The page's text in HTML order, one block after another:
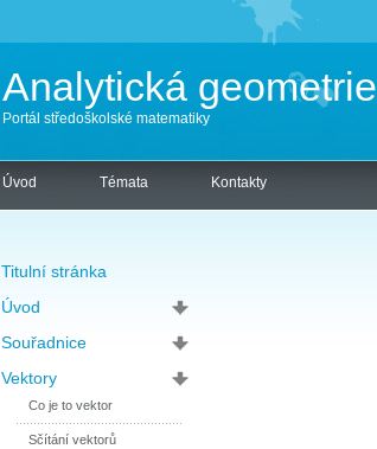
Analytická geometrie
Portál středoškolské matematiky
Úvod Témata Kontakty
Titulní stránka
Úvod
Souřadnice
Vektory
Co je to vektor
Sčítání vektorů